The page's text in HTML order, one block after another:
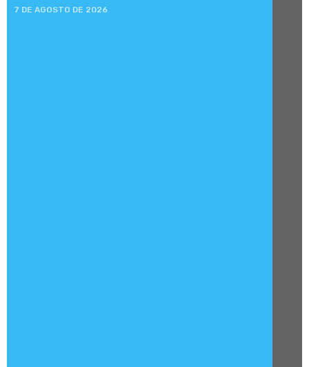
7 DE AGOSTO DE 2026